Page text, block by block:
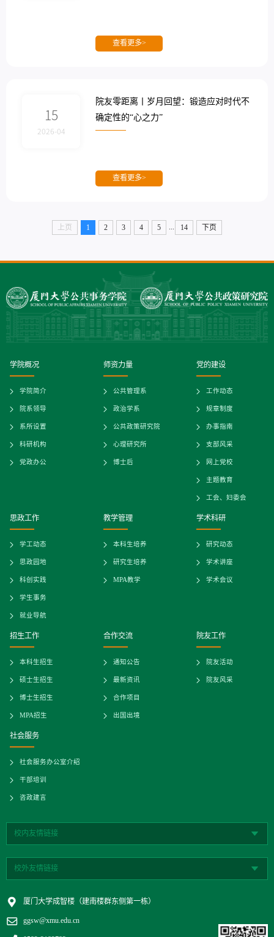
查看更多>
15
2026-04
院友零距离丨岁月回望：锻造应对时代不
确定性的“心之力”
查看更多>
上页 1 2 3 4 5 14 下页
学院概况
学院简介
院系领导
系所设置
科研机构
党政办公
师资力量
公共管理系
政治学系
公共政策研究院
心理研究所
博士后
党的建设
工作动态
规章制度
办事指南
支部风采
网上党校
主题教育
工会、妇委会
思政工作
学工动态
思政园地
科创实践
学生事务
就业导航
教学管理
本科生培养
研究生培养
MPA教学
学术科研
研究动态
学术讲座
学术会议
招生工作
本科生招生
硕士生招生
博士生招生
MPA招生
合作交流
通知公告
最新资讯
合作项目
出国出境
院友工作
院友活动
院友风采
社会服务
社会服务办公室介绍
干部培训
咨政建言
校内友情链接
校外友情链接
厦门大学成智楼（建南楼群东侧第一栋）
ggsw@xmu.edu.cn